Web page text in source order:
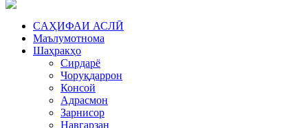
CАҲИФАИ АСЛӢ
Маълумотнома
Шаҳракҳо
Сирдарё
Чоруқдаррон
Консой
Адрасмон
Зарнисор
Навгарзан